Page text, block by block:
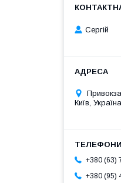
Сергій
Київ, Україна
+380 (63)
+380 (95)